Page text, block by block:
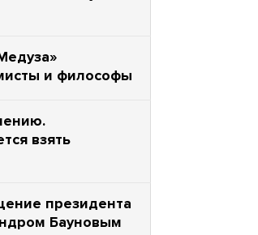
и философы
взять
президента
Бауновым